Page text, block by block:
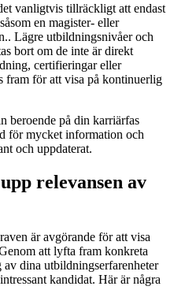
vanligtvis tillräckligt att endast
en magister- eller
Lägre utbildningsnivåer och
bort om de inte är direkt
certifieringar eller
fram för att visa på kontinuerlig
beroende på din karriärfas
för mycket information och
och uppdaterat.
relevansen av
är avgörande för att visa
att lyfta fram konkreta
dina utbildningserfarenheter
kandidat. Här är några